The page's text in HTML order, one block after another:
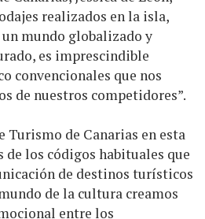
realizados en la isla,
un mundo globalizado y
es imprescindible
convencionales que nos
de nuestros competidores”.
Turismo de Canarias en esta
de los códigos habituales que
de destinos turísticos
de la cultura creamos
entre los